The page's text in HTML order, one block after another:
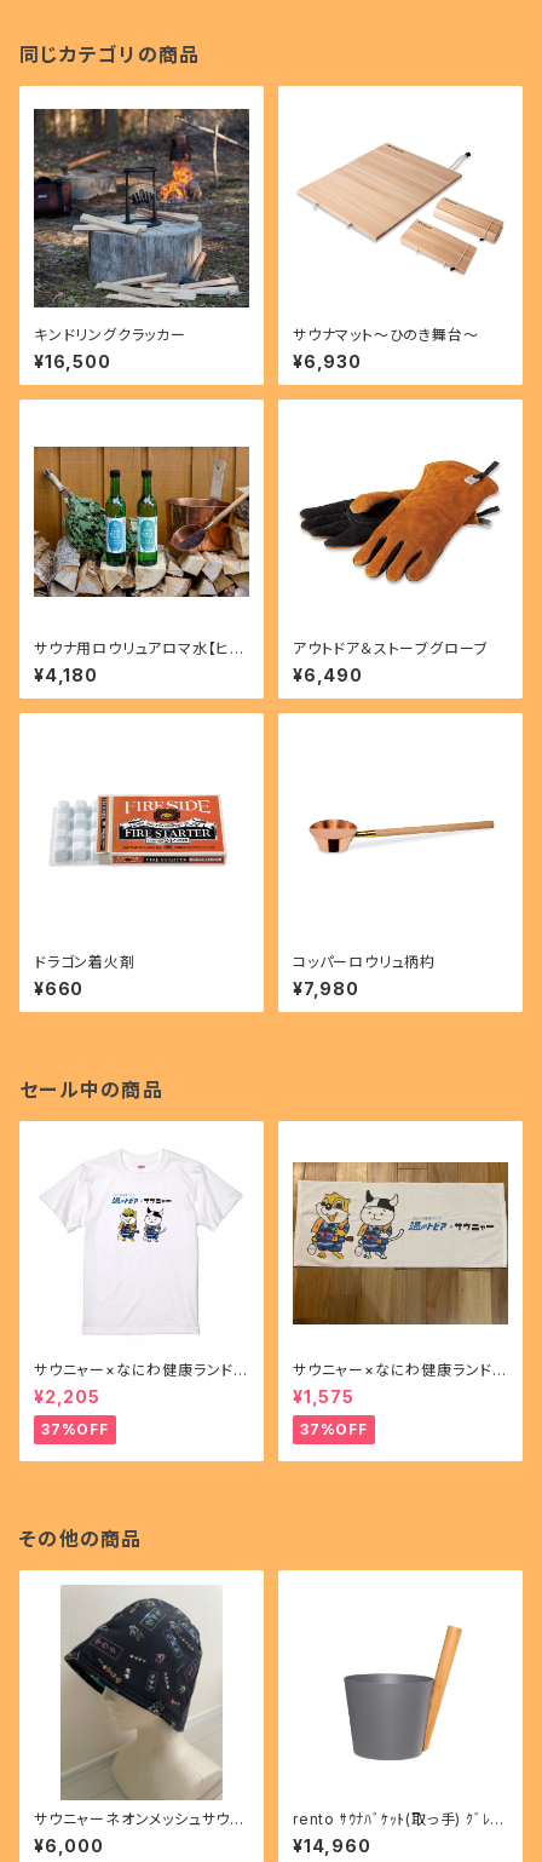
同じカテゴリの商品
キンドリングクラッカー
¥16,500
サウナマット～ひのき舞台～
¥6,930
サウナ用ロウリュアロマ水【ヒノ
キ・クロモジ】2本セット
¥4,180
アウトドア＆ストーブグローブ
¥6,490
ドラゴン着火剤
¥660
コッパーロウリュ柄杓
¥7,980
セール中の商品
サウニャー×なにわ健康ランド湯
～トピアコラボＴシャツ
¥2,205
37%OFF
サウニャー×なにわ健康ランド湯
～トピアコラボフェイスタオル
¥1,575
37%OFF
その他の商品
サウニャーネオンメッシュサウナ
ハット
¥6,000
rento ｻｳﾅﾊﾞｹｯﾄ(取っ手) ｸﾞﾚｰ
601174
¥14,960